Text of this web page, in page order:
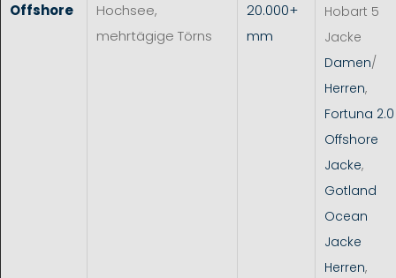
Offshore
Hochsee,
mehrtägige Törns
20.000+
mm
Hobart 5
Jacke
Damen/
Herren,
Fortuna 2.0
Offshore
Jacke,
Gotland
Ocean
Jacke
Herren,